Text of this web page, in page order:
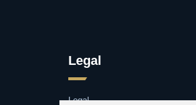
Legal
Legal